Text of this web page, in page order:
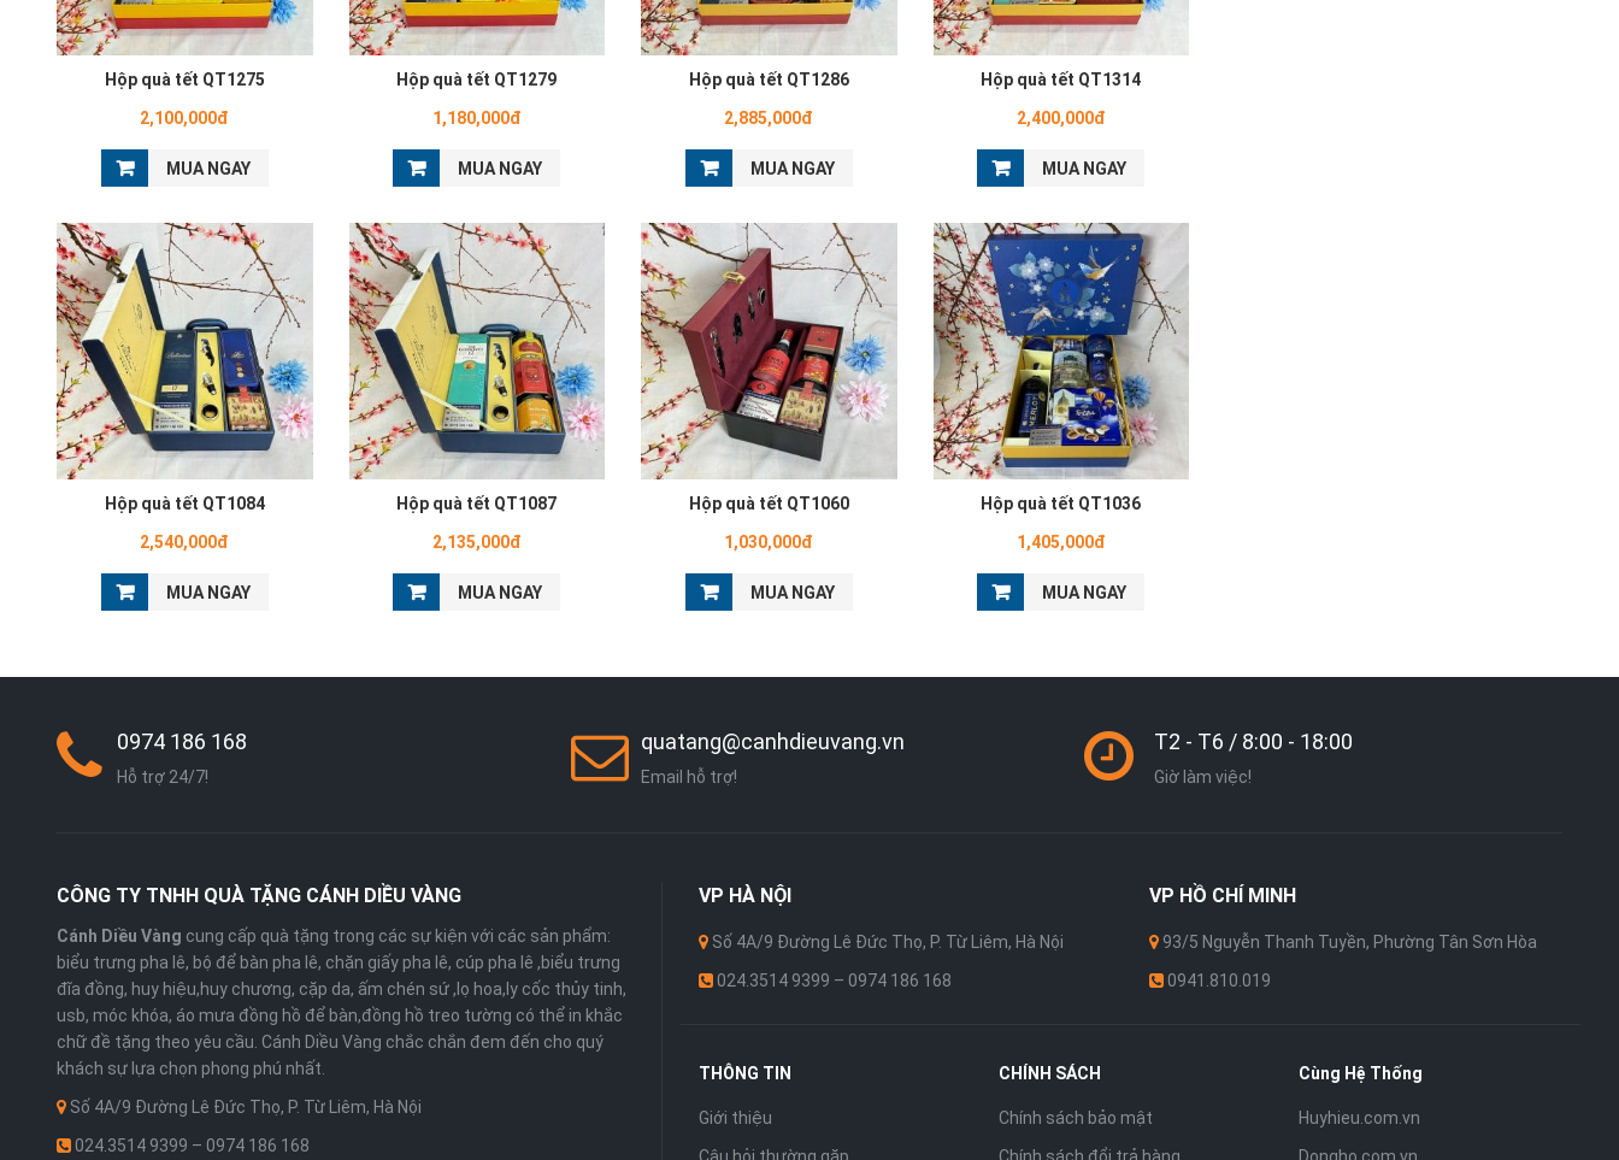
Hộp quà tết QT1275
2,100,000đ
MUA NGAY
Hộp quà tết QT1279
1,180,000đ
MUA NGAY
Hộp quà tết QT1286
2,885,000đ
MUA NGAY
Hộp quà tết QT1314
2,400,000đ
MUA NGAY
Hộp quà tết QT1084
2,540,000đ
MUA NGAY
Hộp quà tết QT1087
2,135,000đ
MUA NGAY
Hộp quà tết QT1060
1,030,000đ
MUA NGAY
Hộp quà tết QT1036
1,405,000đ
MUA NGAY
0974 186 168
Hỗ trợ 24/7!
quatang@canhdieuvang.vn
Email hỗ trợ!
T2 - T6 / 8:00 - 18:00
Giờ làm việc!
CÔNG TY TNHH QUÀ TẶNG CÁNH DIỀU VÀNG
Cánh Diều Vàng cung cấp quà tặng trong các sự kiện với các sản phẩm:
biểu trưng pha lê, bộ để bàn pha lê, chặn giấy pha lê, cúp pha lê ,biểu trưng
đĩa đồng, huy hiệu,huy chương, cặp da, ấm chén sứ ,lọ hoa,ly cốc thủy tinh,
usb, móc khóa, áo mưa đồng hồ để bàn,đồng hồ treo tường có thể in khắc
chữ đề tặng theo yêu cầu. Cánh Diều Vàng chắc chắn đem đến cho quý
khách sự lựa chọn phong phú nhất.
Số 4A/9 Đường Lê Đức Thọ, P. Từ Liêm, Hà Nội
024.3514 9399 – 0974 186 168
VP HÀ NỘI
Số 4A/9 Đường Lê Đức Thọ, P. Từ Liêm, Hà Nội
024.3514 9399 – 0974 186 168
VP HỒ CHÍ MINH
93/5 Nguyễn Thanh Tuyền, Phường Tân Sơn Hòa
0941.810.019
THÔNG TIN
Giới thiệu
CHÍNH SÁCH
Chính sách bảo mật
Cùng Hệ Thống
Huyhieu.com.vn